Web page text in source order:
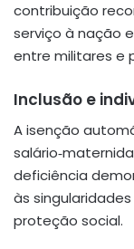
contribuição
serviço à nação
entre militares e
Inclusão e
A isenção
deficiência
às
proteção social.